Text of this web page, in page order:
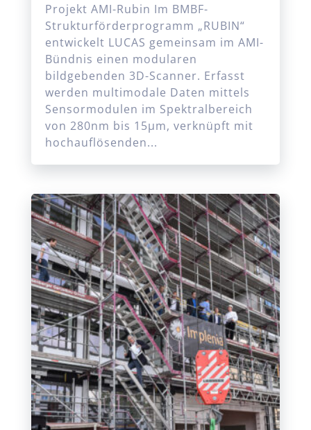
Projekt AMI-Rubin Im BMBF-
Strukturförderprogramm „RUBIN“
entwickelt LUCAS gemeinsam im AMI-
Bündnis einen modularen
bildgebenden 3D-Scanner. Erfasst
werden multimodale Daten mittels
Sensormodulen im Spektralbereich
von 280nm bis 15µm, verknüpft mit
hochauflösenden...